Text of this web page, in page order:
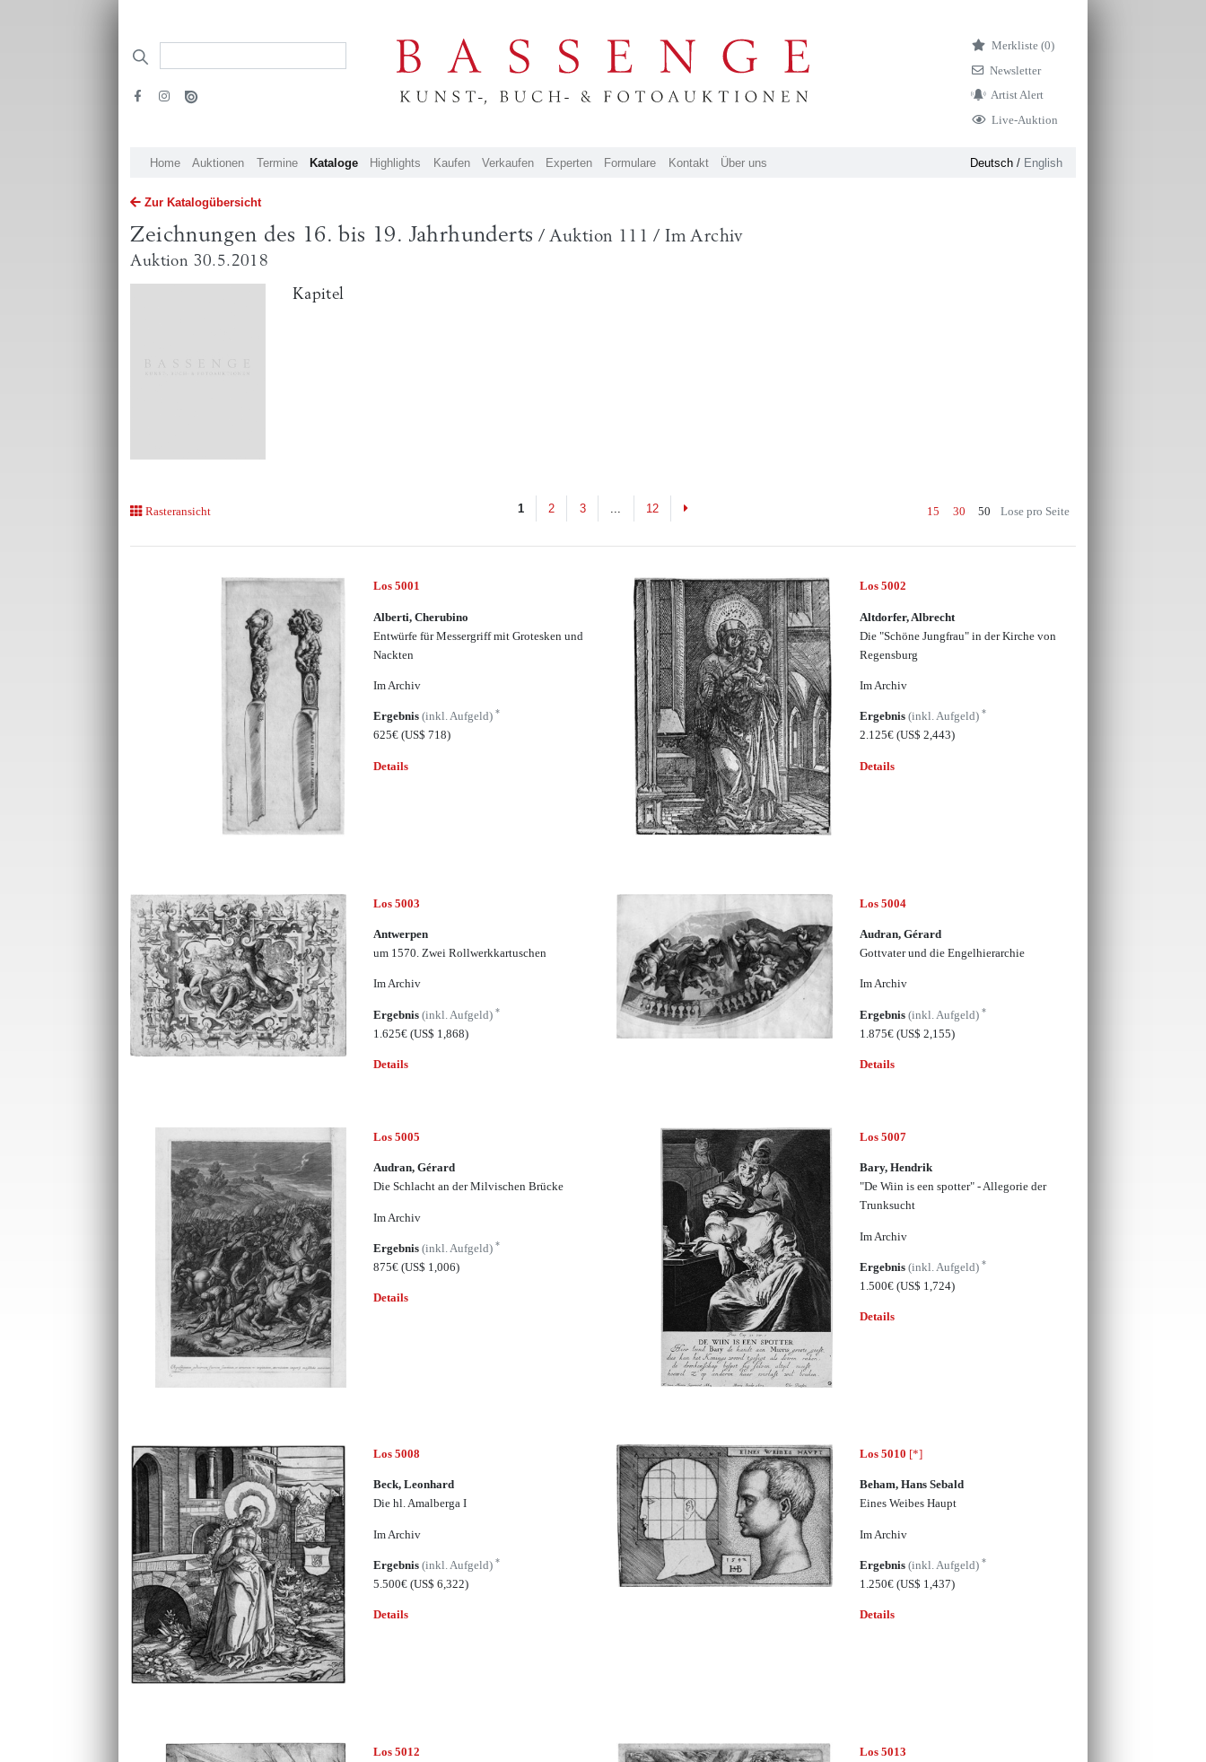
Merkliste (0)
Newsletter
Artist Alert
Live-Auktion
Home Auktionen Termine Kataloge Highlights Kaufen Verkaufen Experten Formulare Kontakt Über uns Deutsch/ English
Zur Katalogübersicht
Zeichnungen des 16. bis 19. Jahrhunderts / Auktion 111 / Im Archiv
Auktion 30.5.2018
Kapitel
Rasteransicht 1 2 3 12 Next 15 30 50 Lose pro Seite
Los 5001
Alberti, Cherubino
Entwürfe für Messergriff mit Grotesken und
Nackten
Im Archiv
Ergebnis(inkl. Aufgeld)*
625€(US$ 718)
Details
Los 5002
Altdorfer, Albrecht
Die "Schöne Jungfrau" in der Kirche von
Regensburg
Im Archiv
Ergebnis (inkl. Aufgeld) *
2.125€ (US$ 2,443)
Details
Los 5003
Antwerpen
um 1570. Zwei Rollwerkkartuschen
Im Archiv
Ergebnis(inkl. Aufgeld)*
1.625€(US$ 1,868)
Details
Los 5004
Audran, Gérard
Gottvater und die Engelhierarchie
Im Archiv
Ergebnis (inkl. Aufgeld) *
1.875€ (US$ 2,155)
Details
Los 5005
Audran, Gérard
Die Schlacht an der Milvischen Brücke
Im Archiv
Ergebnis(inkl. Aufgeld)*
875€(US$ 1,006)
Details
Los 5007
Bary, Hendrik
"De Wiin is een spotter" - Allegorie der
Trunksucht
Im Archiv
Ergebnis (inkl. Aufgeld) *
1.500€ (US$ 1,724)
Details
Los 5008
Beck, Leonhard
Die hl. Amalberga I
Im Archiv
Ergebnis(inkl. Aufgeld)*
5.500€(US$ 6,322)
Details
Los 5010 [*]
Beham, Hans Sebald
Eines Weibes Haupt
Im Archiv
Ergebnis (inkl. Aufgeld) *
1.250€ (US$ 1,437)
Details
Los 5012 Los 5013